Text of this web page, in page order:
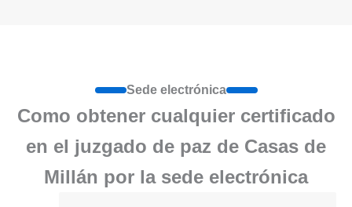
Sede electrónica
Como obtener cualquier certificado
en el juzgado de paz de Casas de
Millán por la sede electrónica